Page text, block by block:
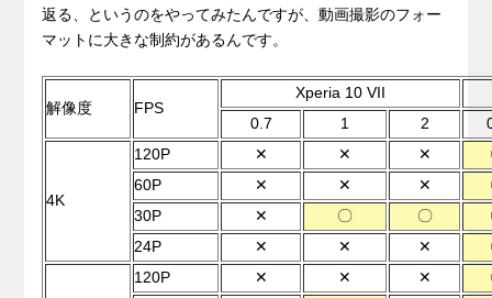
返る、というのをやってみたんですが、動画撮影のフォー
マットに大きな制約があるんです。
解像度 FPS
Xperia 10 VII
0.7
1 2
4K
120P ✕ ✕ ✕
60P
✕ ✕ ✕
30P
✕ 〇 〇
24P
✕ ✕ ✕
120P ✕ ✕ ✕